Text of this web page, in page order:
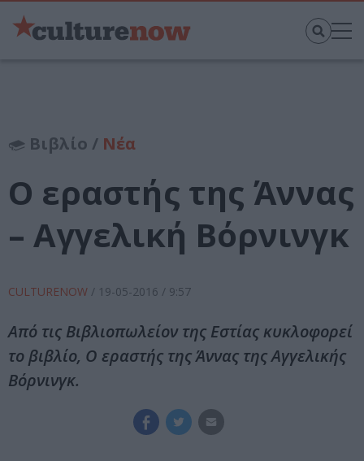
Βιβλίο / Νέα
Ο εραστής της Άννας
– Αγγελική Βόρνινγκ
CULTURENOW / 19-05-2016 / 9:57
Από τις Βιβλιοπωλείον της Εστίας κυκλοφορεί
το βιβλίο, Ο εραστής της Άννας της Αγγελικής
Βόρνινγκ.